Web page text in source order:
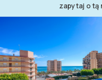
zapytaj o tą